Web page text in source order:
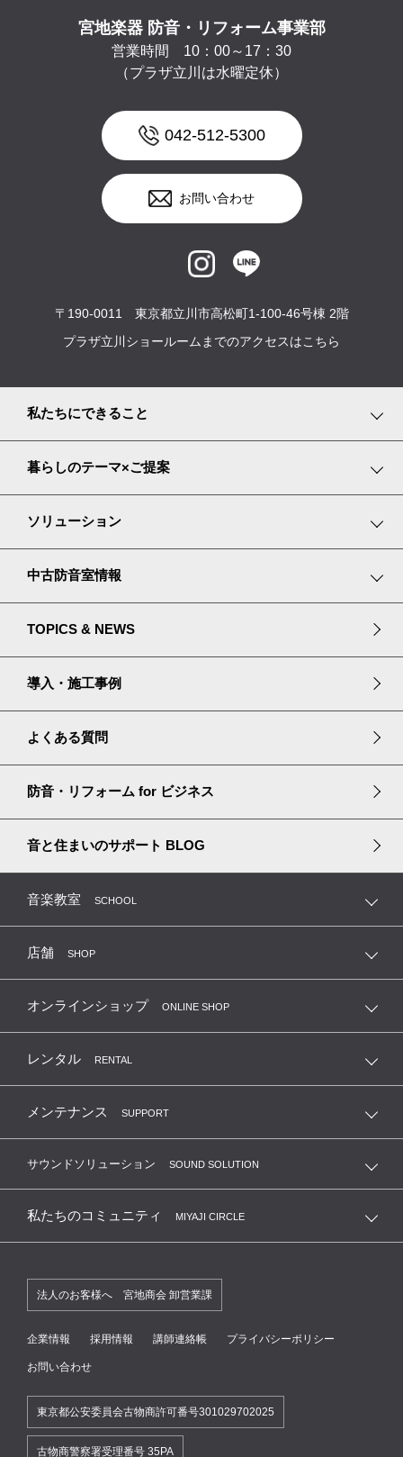
宮地楽器 防音・リフォーム事業部
営業時間 10：00～17：30
（プラザ立川は水曜定休）
042-512-5300
お問い合わせ
〒190-0011 東京都立川市高松町1-100-46号棟 2階
プラザ立川ショールームまでのアクセスはこちら
私たちにできること
事業紹介
サービス内容
プランニングストーリー
暮らしのテーマ×ご提案
趣味や遊びを楽しむ
家で仕事をする
大切なペットと暮らす
ソリューション
楽器・目的別ソリューション
防音・吸音プロダクト
リフォームソリューション
中古防音室情報
中古防音室ストックリスト
宮地楽器のセールスプライド
中古防音室購入ガイド
TOPICS & NEWS
導入・施工事例
よくある質問
防音・リフォーム for ビジネス
音と住まいのサポート BLOG
音楽教室 SCHOOL
店舗 SHOP
オンラインショップ ONLINE SHOP
レンタル RENTAL
メンテナンス SUPPORT
サウンドソリューション SOUND SOLUTION
私たちのコミュニティ MIYAJI CIRCLE
法人のお客様へ 宮地商会 卸営業課
企業情報 採用情報 講師連絡帳 プライバシーポリシー
お問い合わせ
東京都公安委員会古物商許可番号301029702025
古物商警察署受理番号 35PA